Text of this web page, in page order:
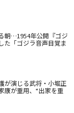
朝…1954年公開『ゴジ
た「ゴジラ音声目覚ま
が演じる武将・小堀正
康が重用、“出家を重